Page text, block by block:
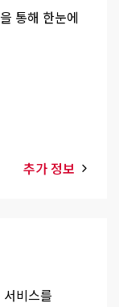
통해 한눈에
추가 정보
서비스를